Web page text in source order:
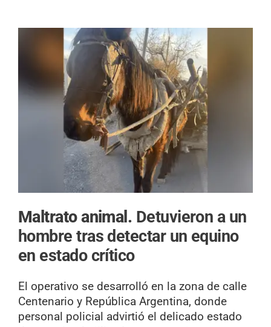
Maltrato animal. Detuvieron a un
hombre tras detectar un equino
en estado crítico
El operativo se desarrolló en la zona de calle
Centenario y República Argentina, donde
personal policial advirtió el delicado estado